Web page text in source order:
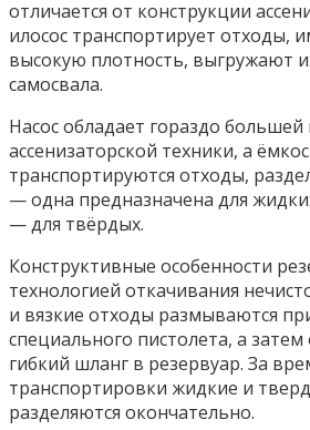
отличается от конструкции
илосос транспортирует отходы,
высокую плотность, выгружают
самосвала.
Насос обладает гораздо
ассенизаторской техники, а
транспортируются отходы,
— одна предназначена для
— для твёрдых.
Конструктивные особенности
технологией откачивания
и вязкие отходы размываются
специального пистолета, а
гибкий шланг в резервуар. За
транспортировки жидкие и
разделяются окончательно.